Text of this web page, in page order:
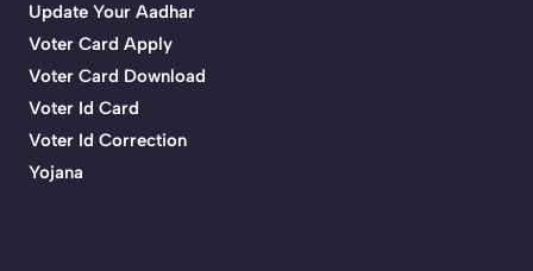
Update Your Aadhar
Voter Card Apply
Voter Card Download
Voter Id Card
Voter Id Correction
Yojana